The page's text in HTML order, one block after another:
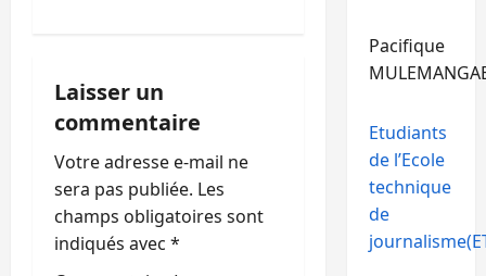
n
d
’
a
Laisser un
commentaire
Votre adresse e-mail ne
sera pas publiée. Les
champs obligatoires sont
indiqués avec *
Pacifique
Etudiants
de l’Ecole
technique
de